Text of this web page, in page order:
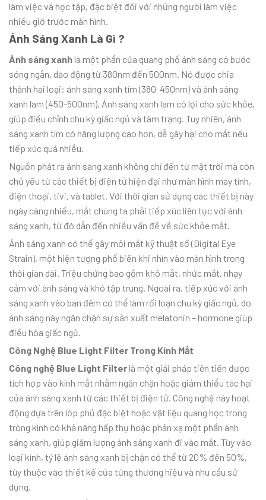
làm việc và học tập, đặc biệt đối với những người làm việc
nhiều giờ trước màn hình.
Ánh Sáng Xanh Là Gì ?
Ánh sáng xanh là một phần của quang phổ ánh sáng có bước
sóng ngắn, dao động từ 380nm đến 500nm. Nó được chia
thành hai loại: ánh sáng xanh tím (380-450nm) và ánh sáng
xanh lam (450-500nm). Ánh sáng xanh lam có lợi cho sức khỏe,
giúp điều chỉnh chu kỳ giấc ngủ và tâm trạng. Tuy nhiên, ánh
sáng xanh tím có năng lượng cao hơn, dễ gây hại cho mắt nếu
tiếp xúc quá nhiều.
Nguồn phát ra ánh sáng xanh không chỉ đến từ mặt trời mà còn
chủ yếu từ các thiết bị điện tử hiện đại như màn hình máy tính,
điện thoại, tivi, và tablet. Với thời gian sử dụng các thiết bị này
ngày càng nhiều, mắt chúng ta phải tiếp xúc liên tục với ánh
sáng xanh, từ đó dẫn đến nhiều vấn đề về sức khỏe mắt.
Ánh sáng xanh có thể gây mỏi mắt kỹ thuật số (Digital Eye
Strain), một hiện tượng phổ biến khi nhìn vào màn hình trong
thời gian dài. Triệu chứng bao gồm khô mắt, nhức mắt, nhạy
cảm với ánh sáng và khó tập trung. Ngoài ra, tiếp xúc với ánh
sáng xanh vào ban đêm có thể làm rối loạn chu kỳ giấc ngủ, do
ánh sáng này ngăn chặn sự sản xuất melatonin – hormone giúp
điều hòa giấc ngủ.
Công Nghệ Blue Light Filter Trong Kính Mắt
Công nghệ Blue Light Filter là một giải pháp tiên tiến được
tích hợp vào kính mắt nhằm ngăn chặn hoặc giảm thiểu tác hại
của ánh sáng xanh từ các thiết bị điện tử. Công nghệ này hoạt
động dựa trên lớp phủ đặc biệt hoặc vật liệu quang học trong
tròng kính có khả năng hấp thụ hoặc phản xạ một phần ánh
sáng xanh, giúp giảm lượng ánh sáng xanh đi vào mắt. Tùy vào
loại kính, tỷ lệ ánh sáng xanh bị chặn có thể từ 20% đến 50%,
tùy thuộc vào thiết kế của từng thương hiệu và nhu cầu sử
dụng.